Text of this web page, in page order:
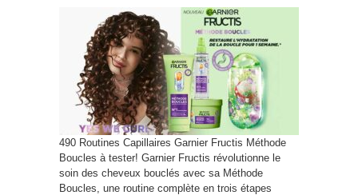
490 Routines Capillaires Garnier Fructis Méthode
Boucles à tester! Garnier Fructis révolutionne le
soin des cheveux bouclés avec sa Méthode
Boucles, une routine complète en trois étapes